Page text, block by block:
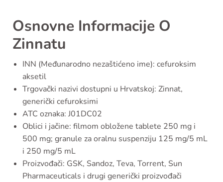
Osnovne Informacije O
Zinnatu
INN (Međunarodno nezaštićeno ime): cefuroksim
aksetil
Trgovački nazivi dostupni u Hrvatskoj: Zinnat,
generički cefuroksimi
ATC oznaka: J01DC02
Oblici i jačine: filmom obložene tablete 250 mg i
500 mg; granule za oralnu suspenziju 125 mg/5 mL
i 250 mg/5 mL
Proizvođači: GSK, Sandoz, Teva, Torrent, Sun
Pharmaceuticals i drugi generički proizvođači